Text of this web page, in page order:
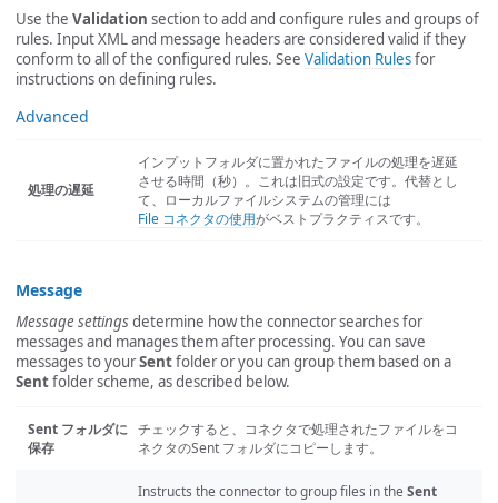
Use the Validation section to add and configure rules and groups of
rules. Input XML and message headers are considered valid if they
conform to all of the configured rules. See Validation Rulesfor
instructions on defining rules.
Advanced
処理の遅延
インプットフォルダに置かれたファイルの処理を遅延
させる時間（秒）。これは旧式の設定です。代替とし
て、ローカルファイルシステムの管理には
File コネクタの使用がベストプラクティスです。
Message
Message settingsdetermine how the connector searches for
messages and manages them after processing. You can save
messages to yourSentfolder or you can group them based on a
Sentfolder scheme, as described below.
Sent フォルダに
保存
チェックすると、コネクタで処理されたファイルをコ
ネクタのSent フォルダにコピーします。
Instructs the connector to group files in the Sent